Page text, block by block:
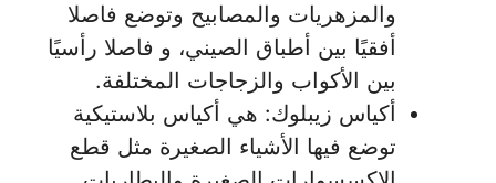
والمزهريات والمصابيح وتوضع فاصلا
أفقيًا بين أطباق الصيني، و فاصلا رأسيًا
بين الأكواب والزجاجات المختلفة.
أكياس زيبلوك: هي أكياس بلاستيكية
توضع فيها الأشياء الصغيرة مثل قطع